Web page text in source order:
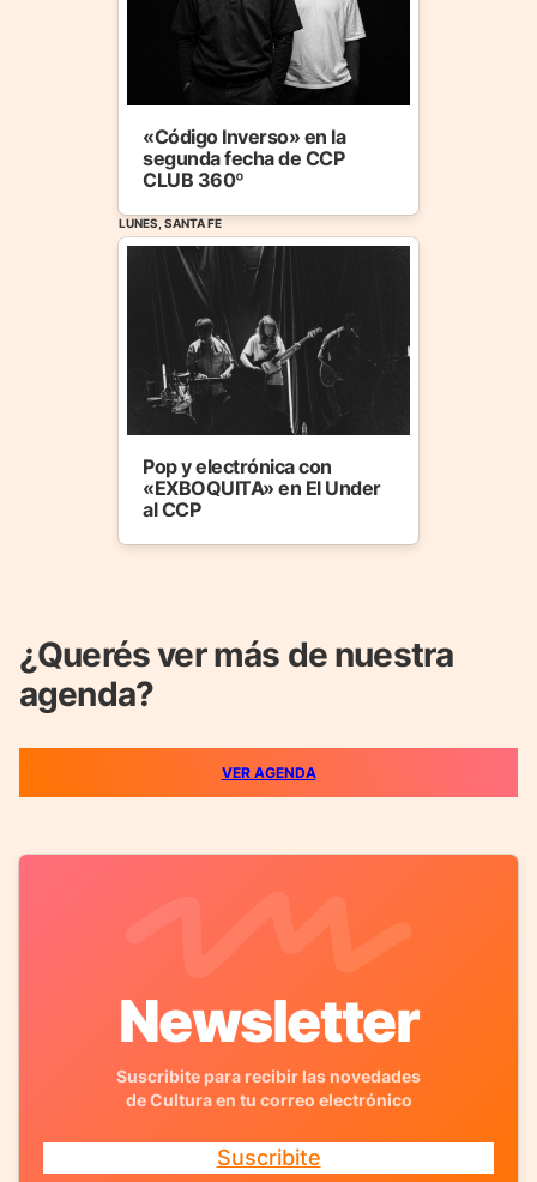
«Código Inverso» en la
segunda fecha de CCP
CLUB 360º
LUNES, SANTA FE
Pop y electrónica con
«EXBOQUITA» en El Under
al CCP
¿Querés ver más de nuestra
agenda?
VER AGENDA
Newsletter
Suscribite para recibir las novedades
de Cultura en tu correo electrónico
Suscribite